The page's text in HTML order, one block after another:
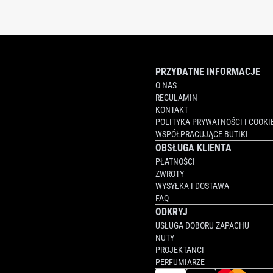
PRZYDATNE INFORMACJE
O NAS
REGULAMIN
KONTAKT
POLITYKA PRYWATNOŚCI I
WSPÓŁPRACUJĄCE BUTIKI
OBSŁUGA KLIENTA
PŁATNOŚCI
ZWROTY
WYSYŁKA I DOSTAWA
FAQ
ODKRYJ
USŁUGA DOBORU ZAPACHU
NUTY
PROJEKTANCI
PERFUMIARZE